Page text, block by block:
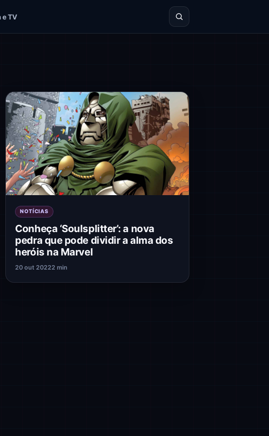
e TV
NOTÍCIAS
Conheça ‘Soulsplitter’: a nova
pedra que pode dividir a alma dos
heróis na Marvel
20 out 20222 min